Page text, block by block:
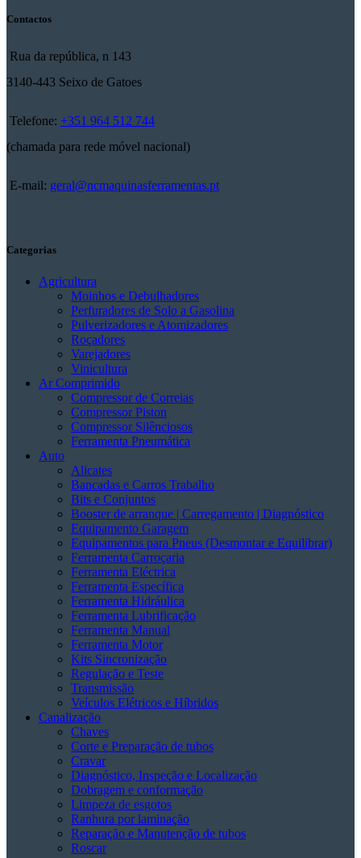
Contactos
Rua da república, n 143
3140-443 Seixo de Gatoes
Telefone: +351 964 512 744
(chamada para rede móvel nacional)
E-mail: geral@ncmaquinasferramentas.pt
Categorias
Agricultura
Moinhos e Debulhadores
Perfuradores de Solo a Gasolina
Pulverizadores e Atomizadores
Roçadores
Varejadores
Vinicultura
Ar Comprimido
Compressor de Correias
Compressor Piston
Compressor Silênciosos
Ferramenta Pneumática
Auto
Alicates
Bancadas e Carros Trabalho
Bits e Conjuntos
Booster de arranque | Carregamento | Diagnóstico
Equipamento Garagem
Equipamentos para Pneus (Desmontar e Equilibrar)
Ferramenta Carroçaria
Ferramenta Eléctrica
Ferramenta Específica
Ferramenta Hidráulica
Ferramenta Lubrificação
Ferramenta Manual
Ferramenta Motor
Kits Sincronização
Regulação e Teste
Transmissão
Veículos Elétricos e Híbridos
Canalização
Chaves
Corte e Preparação de tubos
Cravar
Diagnóstico, Inspeção e Localização
Dobragem e conformação
Limpeza de esgotos
Ranhura por laminação
Reparação e Manutenção de tubos
Roscar